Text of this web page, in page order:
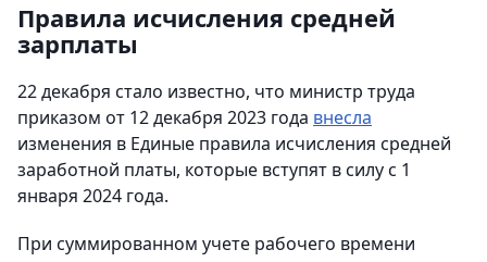
Правила исчисления средней
зарплаты
22 декабря стало известно, что министр труда
приказом от 12 декабря 2023 года внесла
изменения в Единые правила исчисления средней
заработной платы, которые вступят в силу с 1
января 2024 года.
При суммированном учете рабочего времени